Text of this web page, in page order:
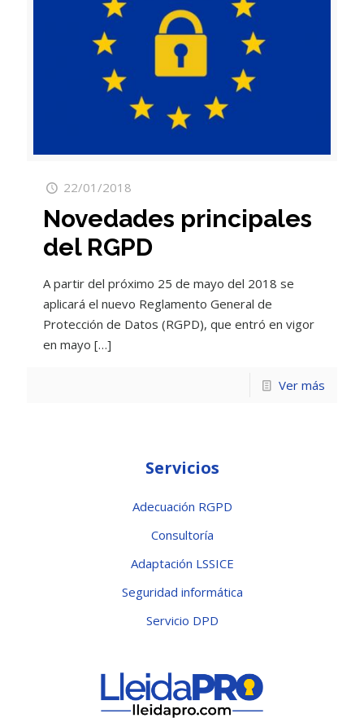
22/01/2018
Novedades principales
del RGPD
A partir del próximo 25 de mayo del 2018 se
aplicará el nuevo Reglamento General de
Protección de Datos (RGPD), que entró en vigor
en mayo […]
Ver más
Servicios
Adecuación RGPD
Consultoría
Adaptación LSSICE
Seguridad informática
Servicio DPD